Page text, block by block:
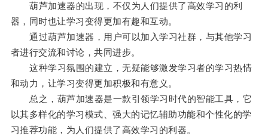
葫芦加速器的出现，不仅为人们提供了高效学习的利
器，同时也让学习变得更加有趣和互动。
通过葫芦加速器，用户可以加入学习社群，与其他学习
者进行交流和讨论，共同进步。
这种学习氛围的建立，无疑能够激发学习者的学习热情
和动力，让学习变得更加积极和有意义。
总之，葫芦加速器是一款引领学习时代的智能工具，它
以其多样化的学习模式、强大的记忆辅助功能和个性化的学
习推荐功能，为人们提供了高效学习的利器。